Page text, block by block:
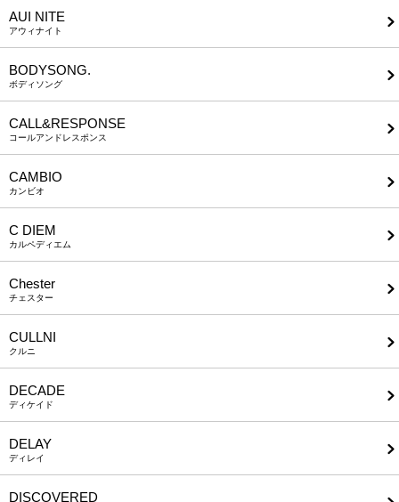
AUI NITE
アウィナイト
BODYSONG.
ボディソング
CALL&RESPONSE
コールアンドレスポンス
CAMBIO
カンビオ
C DIEM
カルペディエム
Chester
チェスター
CULLNI
クルニ
DECADE
ディケイド
DELAY
ディレイ
DISCOVERED